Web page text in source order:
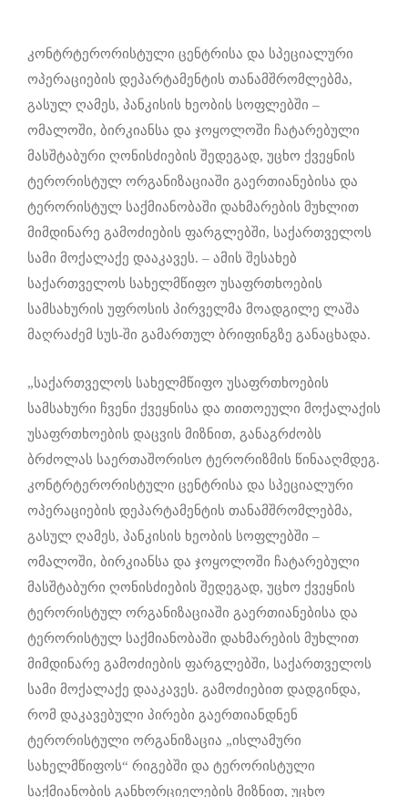
კონტრტერორისტული ცენტრისა და სპეციალური
ოპერაციების დეპარტამენტის თანამშრომლებმა,
გასულ ღამეს, პანკისის ხეობის სოფლებში –
ომალოში, ბირკიანსა და ჯოყოლოში ჩატარებული
მასშტაბური ღონისძიების შედეგად, უცხო ქვეყნის
ტერორისტულ ორგანიზაციაში გაერთიანებისა და
ტერორისტულ საქმიანობაში დახმარების მუხლით
მიმდინარე გამოძიების ფარგლებში, საქართველოს
სამი მოქალაქე დააკავეს. – ამის შესახებ
საქართველოს სახელმწიფო უსაფრთხოების
სამსახურის უფროსის პირველმა მოადგილე ლაშა
მაღრაძემ სუს-ში გამართულ ბრიფინგზე განაცხადა.
„საქართველოს სახელმწიფო უსაფრთხოების
სამსახური ჩვენი ქვეყნისა და თითოეული მოქალაქის
უსაფრთხოების დაცვის მიზნით, განაგრძობს
ბრძოლას საერთაშორისო ტერორიზმის წინააღმდეგ.
კონტრტერორისტული ცენტრისა და სპეციალური
ოპერაციების დეპარტამენტის თანამშრომლებმა,
გასულ ღამეს, პანკისის ხეობის სოფლებში –
ომალოში, ბირკიანსა და ჯოყოლოში ჩატარებული
მასშტაბური ღონისძიების შედეგად, უცხო ქვეყნის
ტერორისტულ ორგანიზაციაში გაერთიანებისა და
ტერორისტულ საქმიანობაში დახმარების მუხლით
მიმდინარე გამოძიების ფარგლებში, საქართველოს
სამი მოქალაქე დააკავეს. გამოძიებით დადგინდა,
რომ დაკავებული პირები გაერთიანდნენ
ტერორისტული ორგანიზაცია „ისლამური
სახელმწიფოს“ რიგებში და ტერორისტული
საქმიანობის განხორციელების მიზნით, უცხო